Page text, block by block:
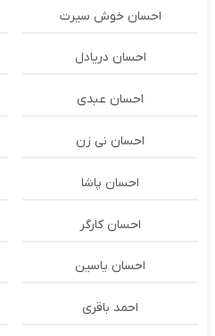
احسان خوش سیرت
احسان دریادل
احسان عبدی
احسان نی زن
احسان پاشا
احسان کارگر
احسان یاسین
احمد باقری